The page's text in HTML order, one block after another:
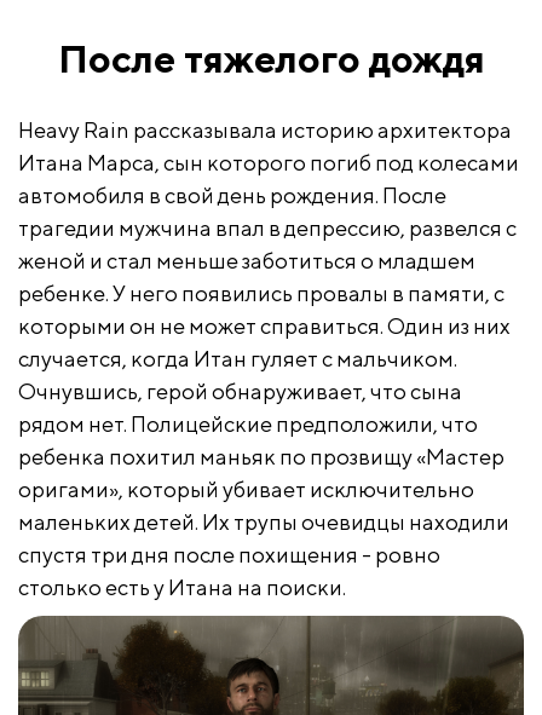
После тяжелого дождя
Heavy Rain рассказывала историю архитектора
Итана Марса, сын которого погиб под колесами
автомобиля в свой день рождения. После
трагедии мужчина впал в депрессию, развелся с
женой и стал меньше заботиться о младшем
ребенке. У него появились провалы в памяти, с
которыми он не может справиться. Один из них
случается, когда Итан гуляет с мальчиком.
Очнувшись, герой обнаруживает, что сына
рядом нет. Полицейские предположили, что
ребенка похитил маньяк по прозвищу «Мастер
оригами», который убивает исключительно
маленьких детей. Их трупы очевидцы находили
спустя три дня после похищения - ровно
столько есть у Итана на поиски.